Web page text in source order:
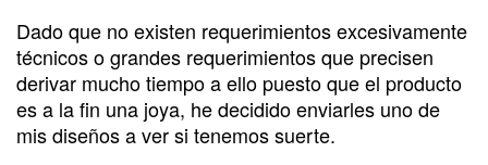
Dado que no existen requerimientos excesivamente
técnicos o grandes requerimientos que precisen
derivar mucho tiempo a ello puesto que el producto
es a la fin una joya, he decidido enviarles uno de
mis diseños a ver si tenemos suerte.